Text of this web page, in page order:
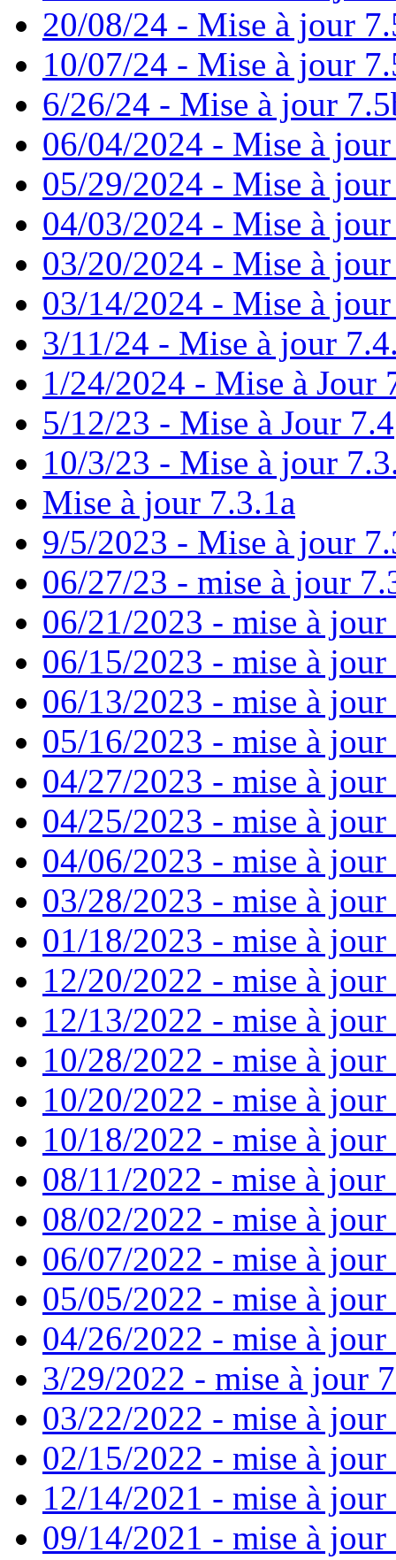
20/08/24 - Mise à jour
10/07/24 - Mise à jour
6/26/24 - Mise à jour
06/04/2024 - Mise à
05/29/2024 - Mise à
04/03/2024 - Mise à
03/20/2024 - Mise à
03/14/2024 - Mise à
3/11/24 - Mise à jour
1/24/2024 - Mise à Jour
5/12/23 - Mise à Jour 7.4
10/3/23 - Mise à jour
Mise à jour 7.3.1a
9/5/2023 - Mise à jour
06/27/23 - mise à jour
06/21/2023 - mise à jour
06/15/2023 - mise à jour
06/13/2023 - mise à
05/16/2023 - mise à jour
04/27/2023 - mise à jour
04/25/2023 - mise à jour
04/06/2023 - mise à jour
03/28/2023 - mise à jour
01/18/2023 - mise à jour
12/20/2022 - mise à jour
12/13/2022 - mise à
10/28/2022 - mise à jour
10/20/2022 - mise à jour
10/18/2022 - mise à jour
08/11/2022 - mise à jour
08/02/2022 - mise à
06/07/2022 - mise à jour
05/05/2022 - mise à jour
04/26/2022 - mise à jour
3/29/2022 - mise à jour
03/22/2022 - mise à jour
02/15/2022 - mise à
12/14/2021 - mise à jour
09/14/2021 - mise à jour